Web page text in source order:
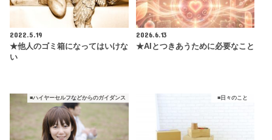
2022.5.19
★他人のゴミ箱になってはいけな
い
2026.6.13
★AIとつきあうために必要なこと
■ハイヤーセルフなどからのガイダンス ■日々のこと